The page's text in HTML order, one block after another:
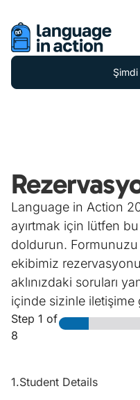
Language in Action
ayırtmak için lütfen
doldurun.
ekibimiz
aklınızdaki soruları
içinde sizinle iletişime
Step 1 of
8
1.Student Details